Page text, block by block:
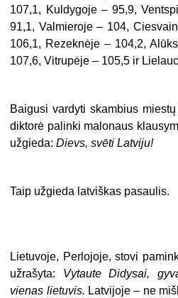
107,1, Kuldygoje – 95,9,
91,1, Valmieroje – 104,
106,1, Rezeknėje – 104,2,
107,6, Vitrupėje – 105,5 ir
Baigusi vardyti skambius
diktorė palinki malonaus
užgieda:Dievs, svēti Latviju!
Taip užgieda latviškas pasaulis.
Lietuvoje, Perlojoje, stovi
užrašyta: Vytaute Didysai,
vienas lietuvis. Latvijoje – ne